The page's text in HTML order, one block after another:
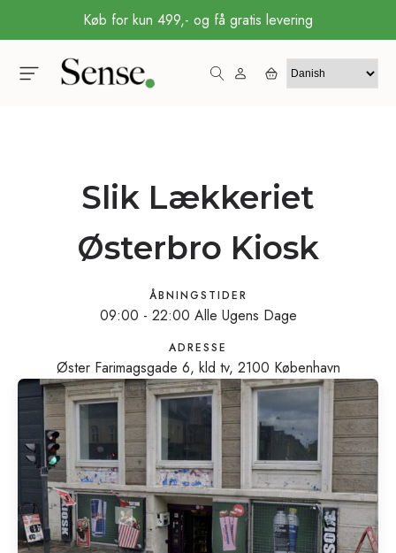
Køb for kun 499,- og få gratis levering
Slik Lækkeriet
Østerbro Kiosk
ÅBNINGSTIDER
09:00 - 22:00 Alle Ugens Dage
ADRESSE
Øster Farimagsgade 6, kld tv, 2100 København